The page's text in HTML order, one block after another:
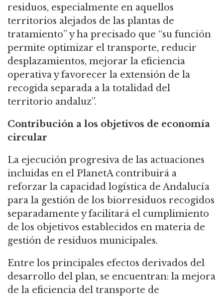
residuos, especialmente en aquellos
territorios alejados de las plantas de
tratamiento” y ha precisado que “su función
permite optimizar el transporte, reducir
desplazamientos, mejorar la eficiencia
operativa y favorecer la extensión de la
recogida separada a la totalidad del
territorio andaluz”.
Contribución a los objetivos de economía
circular
La ejecución progresiva de las actuaciones
incluidas en el PlanetA contribuirá a
reforzar la capacidad logística de Andalucía
para la gestión de los biorresiduos recogidos
separadamente y facilitará el cumplimiento
de los objetivos establecidos en materia de
gestión de residuos municipales.
Entre los principales efectos derivados del
desarrollo del plan, se encuentran: la mejora
de la eficiencia del transporte de